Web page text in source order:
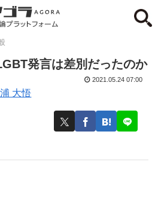
発言は差別だったのか
大悟
2021.05.24 07:00